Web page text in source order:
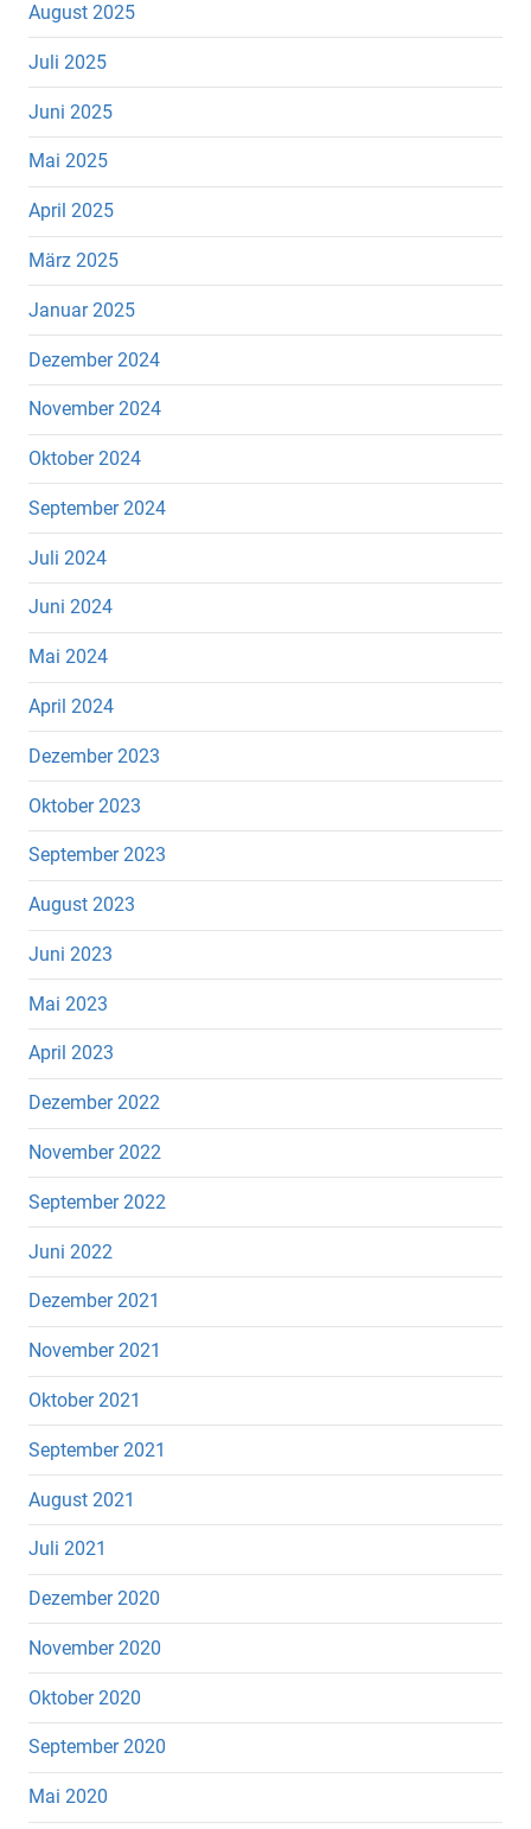
August 2025
Juli 2025
Juni 2025
Mai 2025
April 2025
März 2025
Januar 2025
Dezember 2024
November 2024
Oktober 2024
September 2024
Juli 2024
Juni 2024
Mai 2024
April 2024
Dezember 2023
Oktober 2023
September 2023
August 2023
Juni 2023
Mai 2023
April 2023
Dezember 2022
November 2022
September 2022
Juni 2022
Dezember 2021
November 2021
Oktober 2021
September 2021
August 2021
Juli 2021
Dezember 2020
November 2020
Oktober 2020
September 2020
Mai 2020